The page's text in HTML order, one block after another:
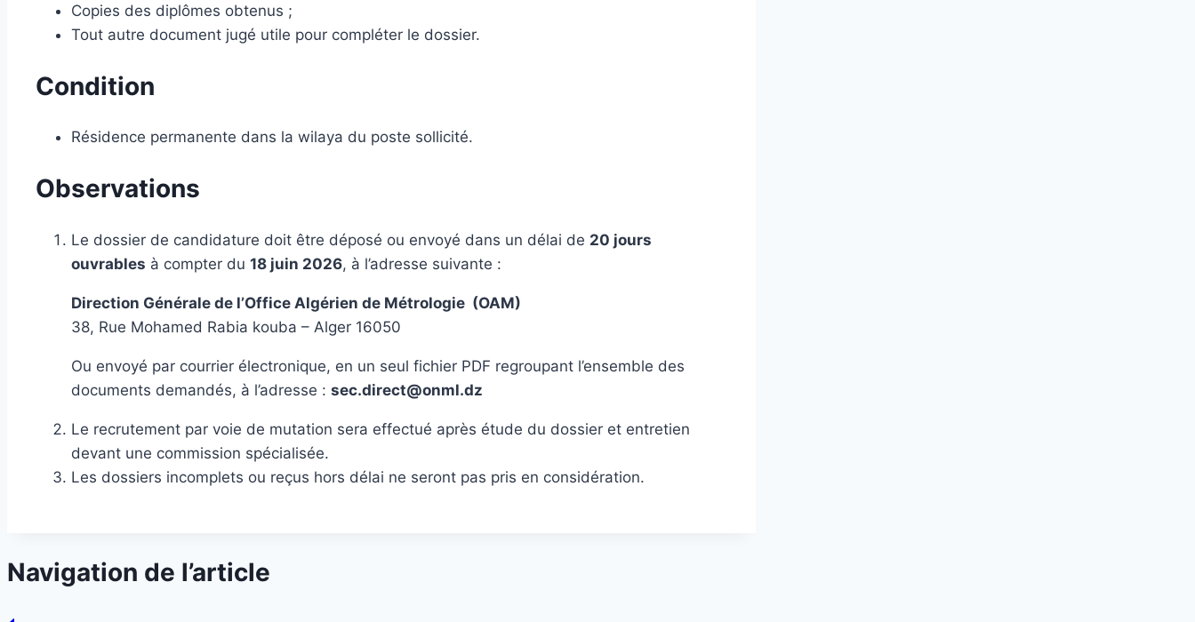
Copies des diplômes obtenus ;
Tout autre document jugé utile pour compléter le dossier.
Condition
Résidence permanente dans la wilaya du poste sollicité.
Observations
Le dossier de candidature doit être déposé ou envoyé dans un délai de 20 jours
ouvrables à compter du 18 juin 2026, à l’adresse suivante :
Direction Générale de l’Office Algérien de Métrologie (OAM)
38, Rue Mohamed Rabia kouba – Alger 16050
Ou envoyé par courrier électronique, en un seul fichier PDF regroupant l’ensemble des
documents demandés, à l’adresse : sec.direct@onml.dz
Le recrutement par voie de mutation sera effectué après étude du dossier et entretien
devant une commission spécialisée.
Les dossiers incomplets ou reçus hors délai ne seront pas pris en considération.
Navigation de l’article